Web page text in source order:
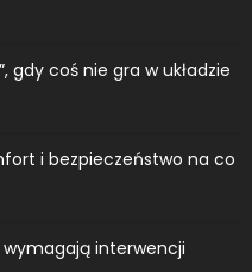
gdy coś nie gra w układzie
i bezpieczeństwo na co
interwencji